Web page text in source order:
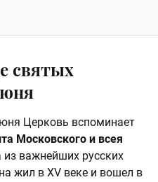
святых
Церковь вспоминает
Московского и всея
из важнейших русских
жил в XV веке и вошел в